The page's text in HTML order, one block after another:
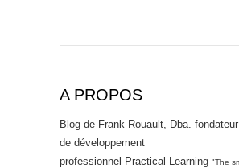
A PROPOS
Blog de Frank Rouault, Dba.
de développement
professionnel Practical Learning "The